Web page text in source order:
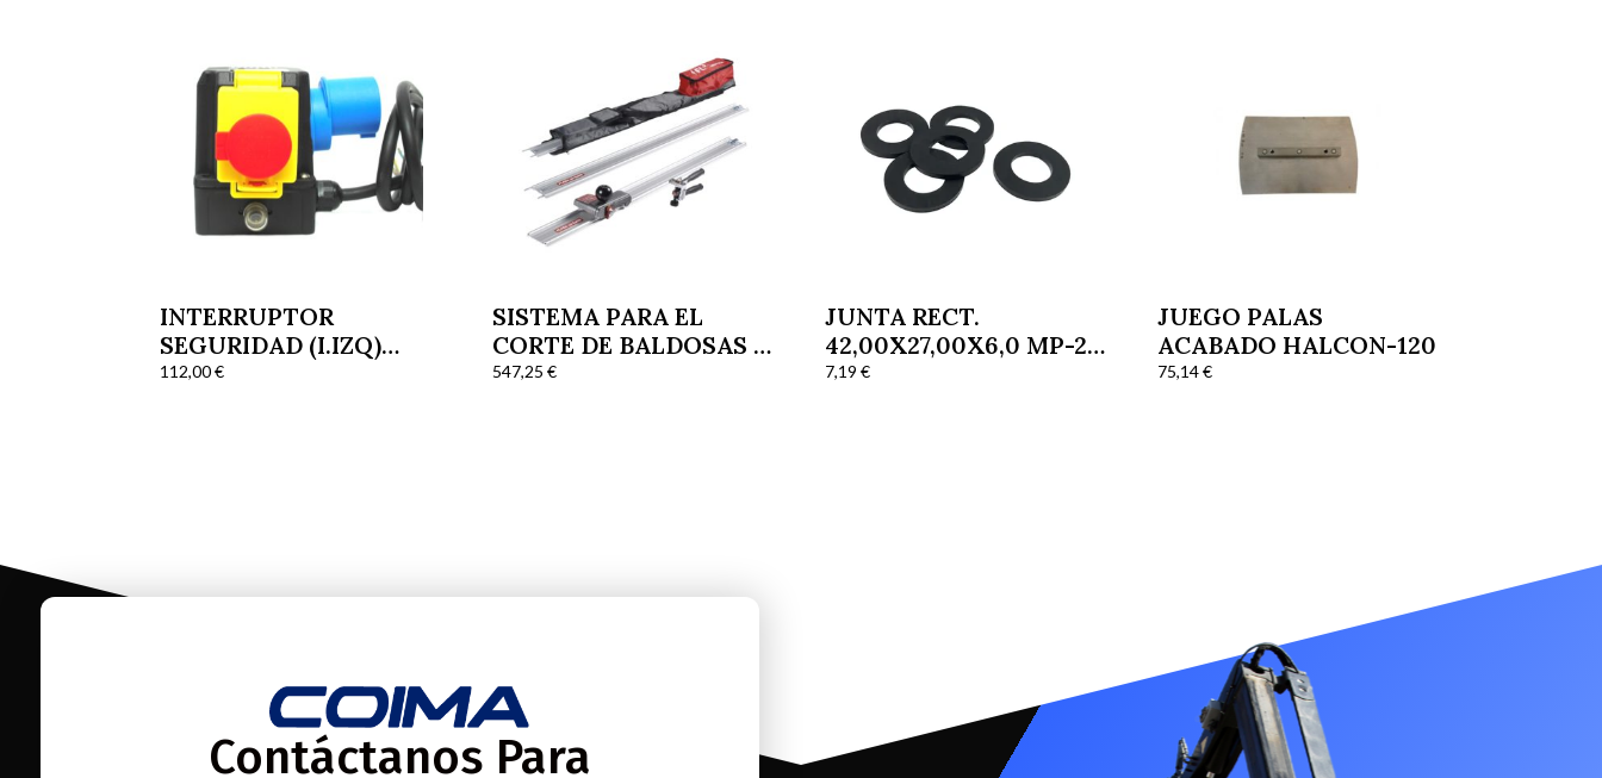
INTERRUPTOR
SEGURIDAD (I.IZQ)
MONOFÁSICO R-
112,00€
SISTEMA PARA EL
CORTE DE BALDOSAS Y
LOSA KIT FLAS LINE
547,25€
JUNTA RECT.
42,00X27,00X6,0 MP-25
7-14
7,19€
JUEGO PALAS
ACABADO HALCON-120
75,14€
Contáctanos Para